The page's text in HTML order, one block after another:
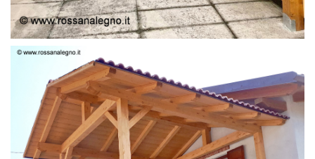
STRUTTURA LAMELLARE PRETAGLIATO